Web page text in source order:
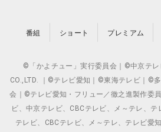
番組 ショート プレミアム
©「かよチュー」実行委員会｜©中京テレ
CO.,LTD. ｜©テレビ愛知｜©東海テレビ｜©
会｜©テレビ愛知・フリュー／徹之進製作委
ビ、中京テレビ、CBCテレビ、メ～テレ、
テレビ、CBCテレビ、メ～テレ、テレビ